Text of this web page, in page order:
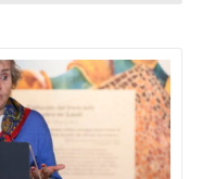
Botines
celebra
este
jueves